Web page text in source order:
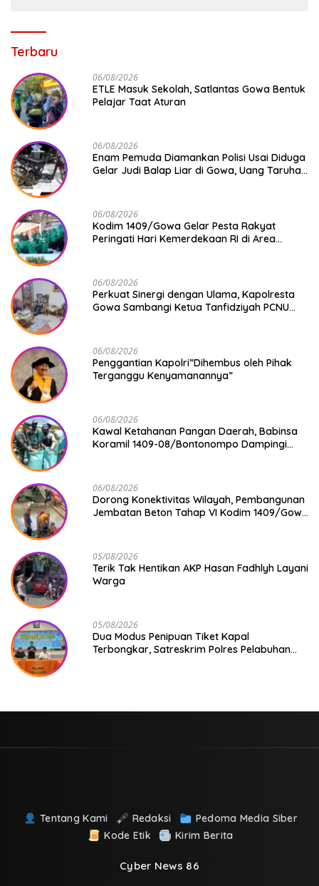
Terbaru
06/08/2026
ETLE Masuk Sekolah, Satlantas Gowa Bentuk
Pelajar Taat Aturan
06/08/2026
Enam Pemuda Diamankan Polisi Usai Diduga
Gelar Judi Balap Liar di Gowa, Uang Taruhan
06/08/2026
Kodim 1409/Gowa Gelar Pesta Rakyat
Peringati Hari Kemerdekaan RI di Area
06/08/2026
Perkuat Sinergi dengan Ulama, Kapolresta
Gowa Sambangi Ketua Tanfidziyah PCNU
06/08/2026
Penggantian Kapolri”Dihembus oleh Pihak
Terganggu Kenyamanannya”
06/08/2026
Kawal Ketahanan Pangan Daerah, Babinsa
Koramil 1409-08/Bontonompo Dampingi
06/08/2026
Dorong Konektivitas Wilayah, Pembangunan
Jembatan Beton Tahap VI Kodim 1409/Gowa
05/08/2026
Terik Tak Hentikan AKP Hasan Fadhlyh Layani
Warga
05/08/2026
Dua Modus Penipuan Tiket Kapal
Terbongkar, Satreskrim Polres Pelabuhan
Tentang Kami Redaksi
Pedoma Media Siber
Kode Etik
Kirim Berita
Cyber News 86